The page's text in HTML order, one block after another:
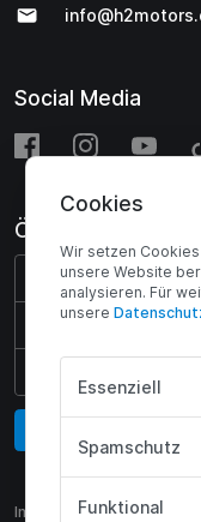
Social Media
Öffnungszeiten
Montag - Donnerstag:
Impressum
Cookies
Wir setzen
unsere Website
analysieren. Für
unsere
Essenziell
Spamschutz
Funktional